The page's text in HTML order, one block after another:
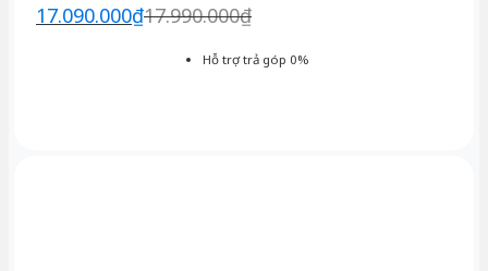
Hỗ trợ trả góp 0%
17.090.000₫17.990.000₫